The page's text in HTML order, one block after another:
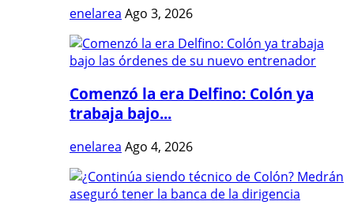
enelarea Ago 3, 2026
Comenzó la era Delfino: Colón ya
trabaja bajo...
enelarea Ago 4, 2026